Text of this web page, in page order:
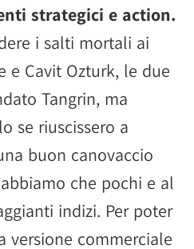
strategici e action.
i salti mortali ai
e Cavit Ozturk, le due
Tangrin, ma
se riuscissero a
buon canovaccio
che pochi e al
indizi. Per poter
versione commerciale